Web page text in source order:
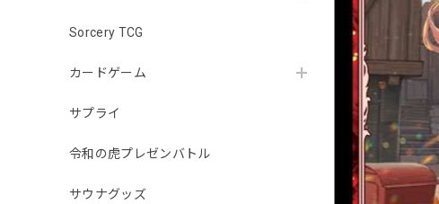
Sorcery TCG
カードゲーム
サプライ
令和の虎プレゼンバトル
サウナグッズ